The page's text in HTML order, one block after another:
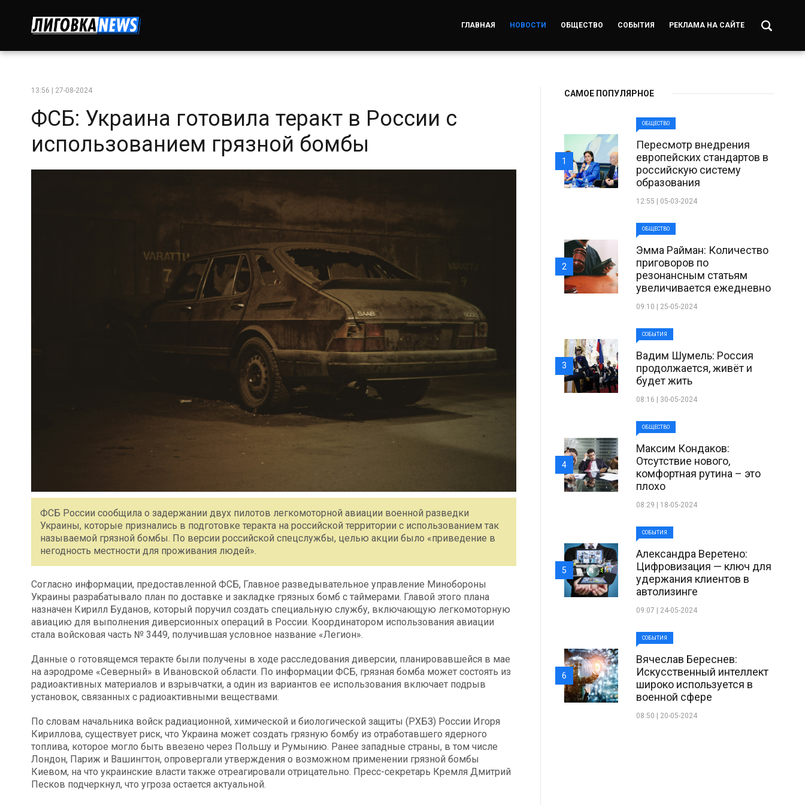
ГЛАВНАЯ НОВОСТИ ОБЩЕСТВО СОБЫТИЯ РЕКЛАМА НА САЙТЕ
13:56 | 27-08-2024
ФСБ: Украина готовила теракт в России с
использованием грязной бомбы
ФСБ России сообщила о задержании двух пилотов легкомоторной авиации военной разведки
Украины, которые признались в подготовке теракта на российской территории с использованием так
называемой грязной бомбы. По версии российской спецслужбы, целью акции было «приведение в
негодность местности для проживания людей».
Согласно информации, предоставленной ФСБ, Главное разведывательное управление Минобороны
Украины разрабатывало план по доставке и закладке грязных бомб с таймерами. Главой этого плана
назначен Кирилл Буданов, который поручил создать специальную службу, включающую легкомоторную
авиацию для выполнения диверсионных операций в России. Координатором использования авиации
стала войсковая часть № 3449, получившая условное название «Легион».
Данные о готовящемся теракте были получены в ходе расследования диверсии, планировавшейся в мае
на аэродроме «Северный» в Ивановской области. По информации ФСБ, грязная бомба может состоять из
радиоактивных материалов и взрывчатки, а один из вариантов ее использования включает подрыв
установок, связанных с радиоактивными веществами.
По словам начальника войск радиационной, химической и биологической защиты (РХБЗ) России Игоря
Кириллова, существует риск, что Украина может создать грязную бомбу из отработавшего ядерного
топлива, которое могло быть ввезено через Польшу и Румынию. Ранее западные страны, в том числе
Лондон, Париж и Вашингтон, опровергали утверждения о возможном применении грязной бомбы
Киевом, на что украинские власти также отреагировали отрицательно. Пресс-секретарь Кремля Дмитрий
Песков подчеркнул, что угроза остается актуальной.
САМОЕ ПОПУЛЯРНОЕ
ОБЩЕСТВО
Пересмотр внедрения
европейских стандартов в
российскую систему
образования
12:55 | 05-03-2024
1
ОБЩЕСТВО
Эмма Райман: Количество
приговоров по
резонансным статьям
увеличивается ежедневно
09:10 | 25-05-2024
2
СОБЫТИЯ
Вадим Шумель: Россия
продолжается, живёт и
будет жить
08:16 | 30-05-2024
3
ОБЩЕСТВО
Максим Кондаков:
Отсутствие нового,
комфортная рутина – это
плохо
08:29 | 18-05-2024
4
СОБЫТИЯ
Александра Веретено:
Цифровизация — ключ для
удержания клиентов в
автолизинге
09:07 | 24-05-2024
5
СОБЫТИЯ
Вячеслав Береснев:
Искусственный интеллект
широко используется в
военной сфере
08:50 | 20-05-2024
6